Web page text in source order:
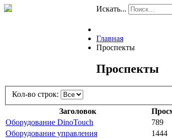
Искать...
Главная
Проспекты
Проспекты
Кол-во строк:
Заголовок
Оборудование DinoTouch
789
Оборудование управления
1444